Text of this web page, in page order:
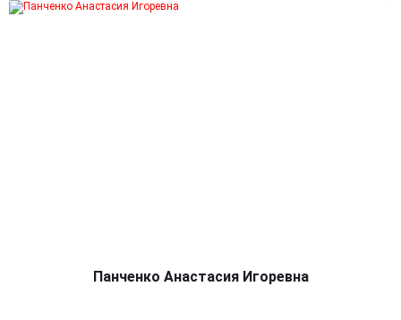
Панченко Анастасия Игоревна